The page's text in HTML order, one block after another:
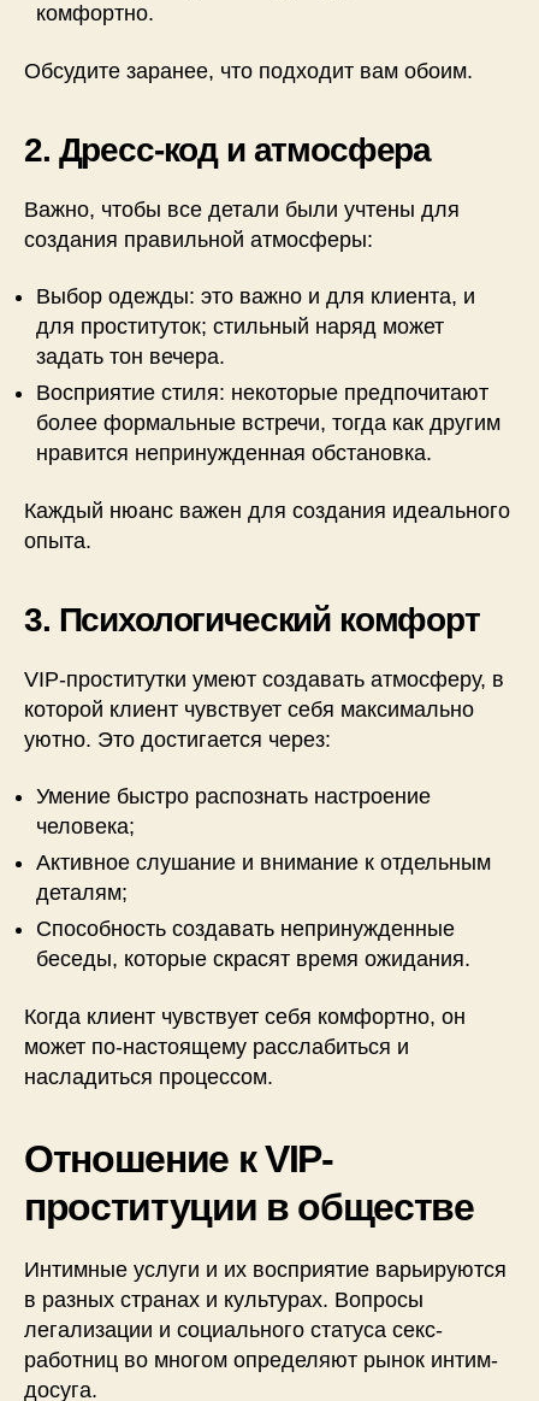
комфортно.
Обсудите заранее, что подходит вам обоим.
2. Дресс-код и атмосфера
Важно, чтобы все детали были учтены для
создания правильной атмосферы:
Выбор одежды: это важно и для клиента, и
для проституток; стильный наряд может
задать тон вечера.
Восприятие стиля: некоторые предпочитают
более формальные встречи, тогда как другим
нравится непринужденная обстановка.
Каждый нюанс важен для создания идеального
опыта.
3. Психологический комфорт
VIP-проститутки умеют создавать атмосферу, в
которой клиент чувствует себя максимально
уютно. Это достигается через:
Умение быстро распознать настроение
человека;
Активное слушание и внимание к отдельным
деталям;
Способность создавать непринужденные
беседы, которые скрасят время ожидания.
Когда клиент чувствует себя комфортно, он
может по-настоящему расслабиться и
насладиться процессом.
Отношение к VIP-
проституции в обществе
Интимные услуги и их восприятие варьируются
в разных странах и культурах. Вопросы
легализации и социального статуса секс-
работниц во многом определяют рынок интим-
досуга.